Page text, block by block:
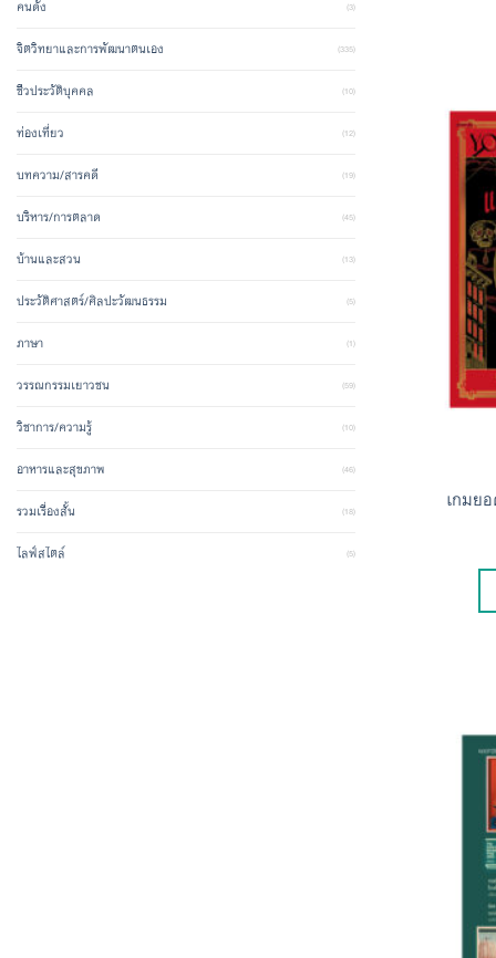
คนดัง (3)
จิตวิทยาและการพัฒนาตนเอง (335)
ชีวประวัติบุคคล (10)
ท่องเที่ยว (12)
บทความ/สารคดี (19)
บริหาร/การตลาด (45)
บ้านและสวน (13)
ประวัติศาสตร์/ศิลปะวัฒนธรรม (5)
ภาษา (1)
วรรณกรรมเยาวชน (59)
วิชาการ/ความรู้ (10)
อาหารและสุขภาพ (46)
รวมเรื่องสั้น (18)
ไลฟ์สไตล์ (5)
เกมย